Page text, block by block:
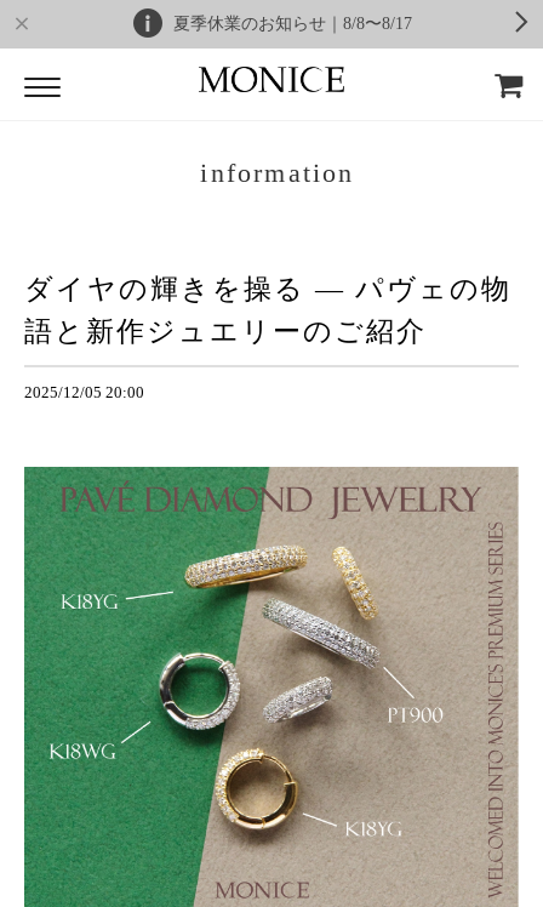
夏季休業のお知らせ｜8/8〜8/17
information
ダイヤの輝きを操る ― パヴェの物
語と新作ジュエリーのご紹介
2025/12/05 20:00